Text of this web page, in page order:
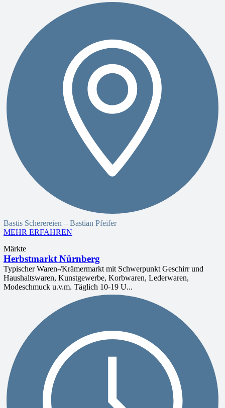
Bastis Scherereien – Bastian Pfeifer
MEHR ERFAHREN
Märkte
Herbstmarkt Nürnberg
Typischer Waren-/Krämermarkt mit Schwerpunkt Geschirr und
Haushaltswaren, Kunstgewerbe, Korbwaren, Lederwaren,
Modeschmuck u.v.m. Täglich 10-19 U...